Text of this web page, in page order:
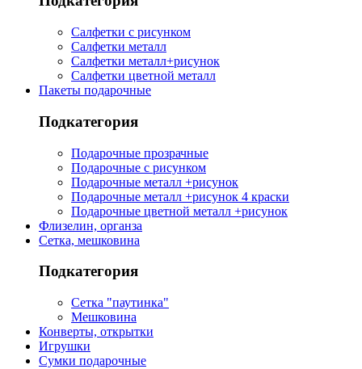
Салфетки с рисунком
Салфетки металл
Салфетки металл+рисунок
Салфетки цветной металл
Пакеты подарочные
Подкатегория
Подарочные прозрачные
Подарочные с рисунком
Подарочные металл +рисунок
Подарочные металл +рисунок 4 краски
Подарочные цветной металл +рисунок
Флизелин, органза
Сетка, мешковина
Подкатегория
Сетка "паутинка"
Мешковина
Конверты, открытки
Игрушки
Сумки подарочные